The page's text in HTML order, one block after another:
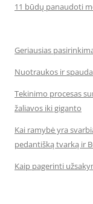
11 būdų panaudoti
Geriausias
Nuotraukos ir
Tekinimo procesas
žaliavos iki giganto
Kai ramybė yra
pedantišką tvarką ir
Kaip pagerinti